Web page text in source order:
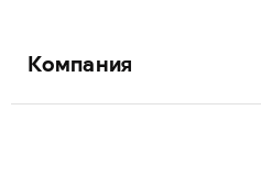
Компания